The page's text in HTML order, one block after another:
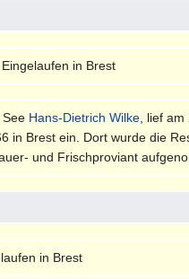
in Brest
Hans-Dietrich Wilke , lief
in Brest ein. Dort wurde die
und Frischproviant
in Brest